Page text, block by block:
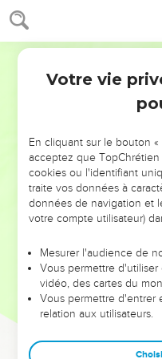
NE MANQUEZ
DE
ET SI LEURS ERREURS
leur foi ou leur vision. Mais
et les saisons difficiles
sont elles
Dans cette conférence,
clés pour avancer avec
Votre vie
En cliquant sur le bouton
acceptez que
cookies ou l'identifiant
traite vos données à
données de navigation et
votre compte utilisateur)
Mesurer l'audience de
Vous permettre
vidéo, des cartes du
Vous permettre d'entrer
relation aux utilisateurs.